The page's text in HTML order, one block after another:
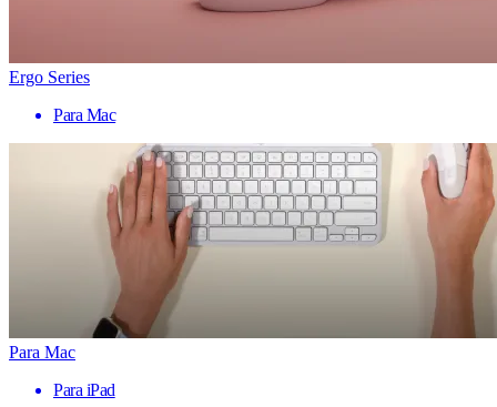
Ergo Series
Para Mac
Para Mac
Para iPad